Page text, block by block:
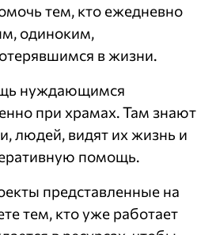
тем, кто ежедневно
одиноким,
в жизни.
нуждающимся
при храмах. Там знают
людей, видят их жизнь и
помощь.
представленные на
тем, кто уже работает